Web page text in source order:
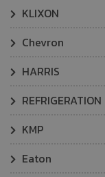
KLIXON
Chevron
HARRIS
KMP
Eaton